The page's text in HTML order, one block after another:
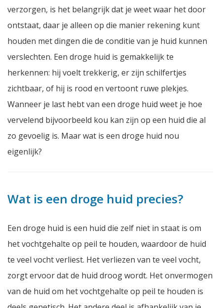
verzorgen, is het belangrijk dat je weet waar het door
ontstaat, daar je alleen op die manier rekening kunt
houden met dingen die de conditie van je huid kunnen
verslechten. Een droge huid is gemakkelijk te
herkennen: hij voelt trekkerig, er zijn schilfertjes
zichtbaar, of hij is rood en vertoont ruwe plekjes.
Wanneer je last hebt van een droge huid weet je hoe
vervelend bijvoorbeeld kou kan zijn op een huid die al
zo gevoelig is. Maar wat is een droge huid nou
eigenlijk?
Wat is een droge huid precies?
Een droge huid is een huid die zelf niet in staat is om
het vochtgehalte op peil te houden, waardoor de huid
te veel vocht verliest. Het verliezen van te veel vocht,
zorgt ervoor dat de huid droog wordt. Het onvermogen
van de huid om het vochtgehalte op peil te houden is